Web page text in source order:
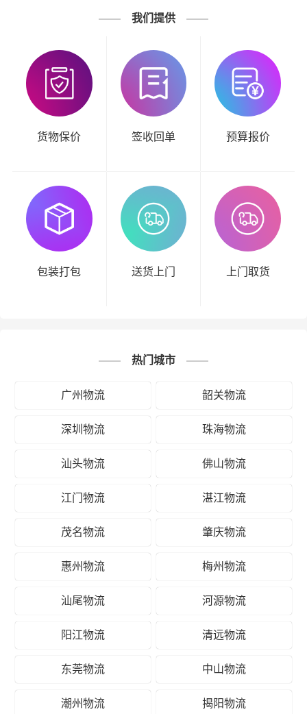
我们提供
货物保价 签收回单 预算报价
包装打包 送货上门 上门取货
热门城市
广州物流 韶关物流
深圳物流 珠海物流
汕头物流 佛山物流
江门物流 湛江物流
茂名物流 肇庆物流
惠州物流 梅州物流
汕尾物流 河源物流
阳江物流 清远物流
东莞物流 中山物流
潮州物流 揭阳物流